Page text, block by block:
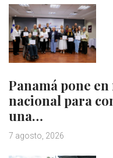
Panamá pone
nacional para
una…
7 agosto, 2026